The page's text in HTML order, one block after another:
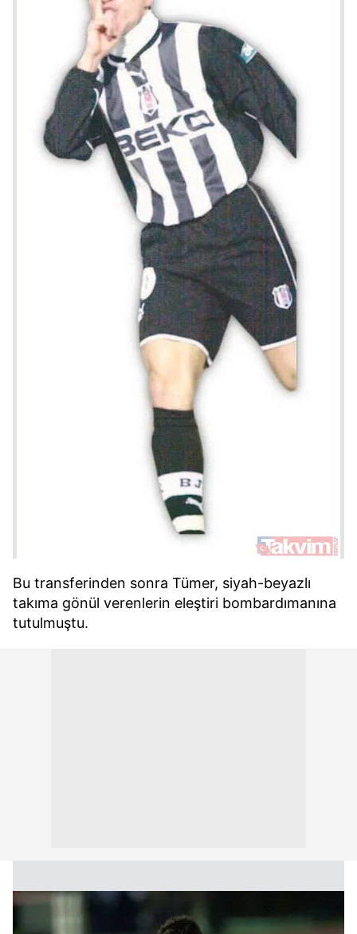
Bu transferinden sonra Tümer, siyah-beyazlı
takıma gönül verenlerin eleştiri bombardımanına
tutulmuştu.